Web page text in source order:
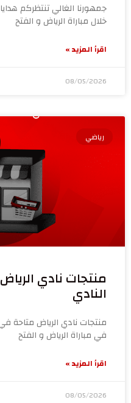
جمهورنا الغالي تنتظركم
خلال مباراة الرياض و الفتح
اقرأ المزيد »
08/05/2026
رياضي
منتجات نادي
النادي
منتجات نادي الرياض متاحة
في مباراة الرياض و الفتح
اقرأ المزيد »
08/05/2026